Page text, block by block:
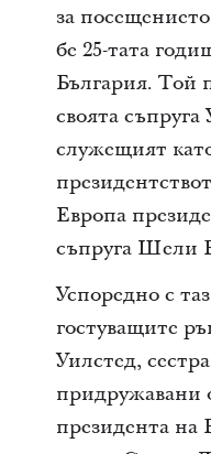
за
бе 25-тата
България. Той
своята
служещият
Европа
съпруга Шели
Успоредно с
гостуващите
Уилстед,
придружавани
президента на